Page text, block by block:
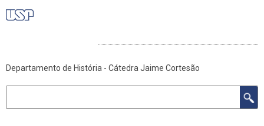
Pular
principal
Departamento de História - Cátedra Jaime Cortesão